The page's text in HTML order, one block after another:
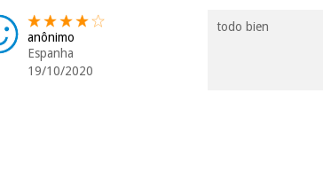
anônimo
Espanha
19/10/2020
todo bien